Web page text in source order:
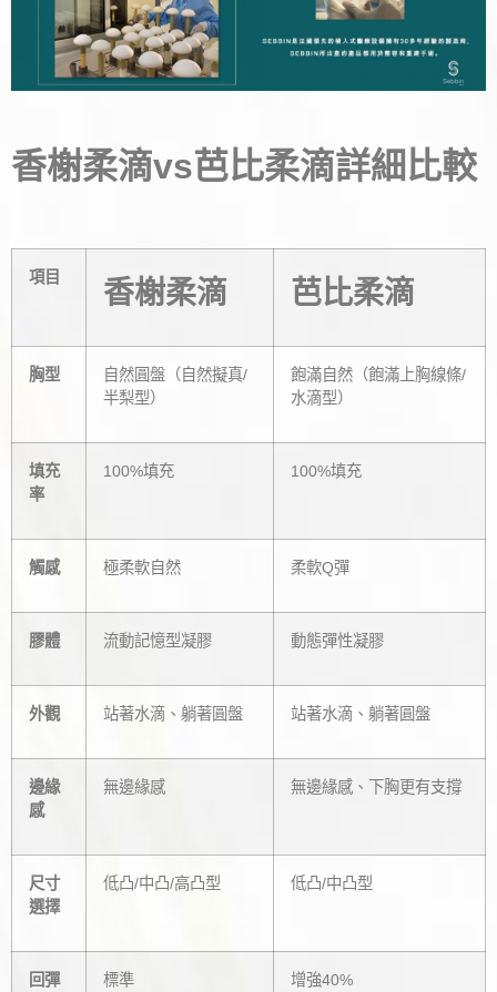
香榭柔滴vs芭比柔滴詳細比較
項目 香榭柔滴 芭比柔滴
胸型
自然圓盤（自然擬真/
半梨型）
飽滿自然（飽滿上胸線條/
水滴型）
填充
率
100%填充 100%填充
觸感 極柔軟自然 柔軟Q彈
膠體 流動記憶型凝膠 動態彈性凝膠
外觀 站著水滴、躺著圓盤 站著水滴、躺著圓盤
邊緣
感
無邊緣感 無邊緣感、下胸更有支撐
尺寸
選擇
低凸/中凸/高凸型 低凸/中凸型
回彈
標準 增強40%